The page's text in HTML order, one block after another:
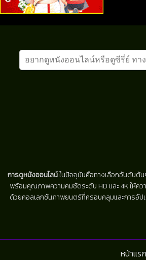
การดูหนังออนไลน์ในปัจจุบันคือทางเลือกอันดับต้น
พร้อมคุณภาพความคมชัดระดับ HD และ 4K ให้ค
ด้วยคอลเลกชันภาพยนตร์ที่ครอบคลุมและการอัป
หน้าแรก